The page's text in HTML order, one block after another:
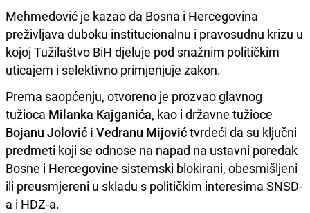
Mehmedović je kazao da Bosna i Hercegovina
preživljava duboku institucionalnu i pravosudnu krizu u
kojoj Tužilaštvo BiH djeluje pod snažnim političkim
uticajem i selektivno primjenjuje zakon.
Prema saopćenju, otvoreno je prozvao glavnog
tužioca Milanka Kajganića, kao i državne tužioce
Bojanu Jolović i Vedranu Mijovićtvrdeći da su ključni
predmeti koji se odnose na napad na ustavni poredak
Bosne i Hercegovine sistemski blokirani, obesmišljeni
ili preusmjereni u skladu s političkim interesima SNSD-
a i HDZ-a.